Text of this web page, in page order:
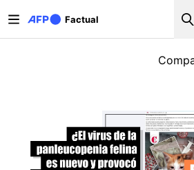
Factual
Solapas principales